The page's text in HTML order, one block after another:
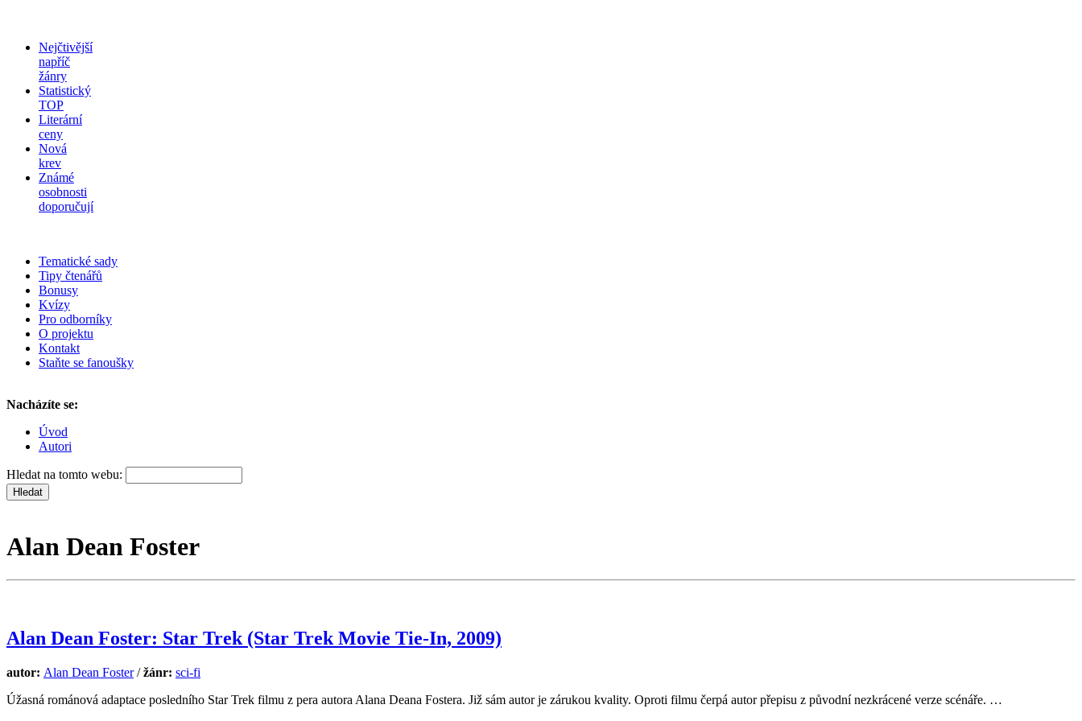
Nejčtivější
napříč
žánry
Statistický
TOP
Literární
ceny
Nová
krev
Známé
osobnosti
doporučují
Tematické sady
Tipy čtenářů
Bonusy
Kvízy
Pro odborníky
O projektu
Kontakt
Staňte se fanoušky
Nacházíte se:
Úvod
Autori
Hledat na tomto webu:
Alan Dean Foster
Alan Dean Foster: Star Trek (Star Trek Movie Tie-In, 2009)
autor: Alan Dean Foster/žánr: sci-fi
Úžasná románová adaptace posledního Star Trek filmu z pera autora Alana Deana Fostera. Již sám autor je zárukou kvality. Oproti filmu čerpá autor přepisu z původní nezkrácené verze scénáře. …